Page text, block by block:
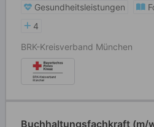
Gesundheitsleistungen
4
BRK-Kreisverband München
Buchhaltungsfachkraft (m/